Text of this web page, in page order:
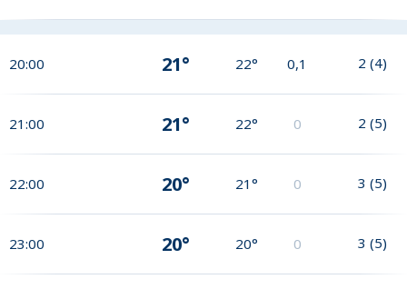
20:00 21° 22° 0,1 2 (4)
21:00 21° 22° 0 2 (5)
22:00 20° 21° 0 3 (5)
23:00 20° 20° 0 3 (5)